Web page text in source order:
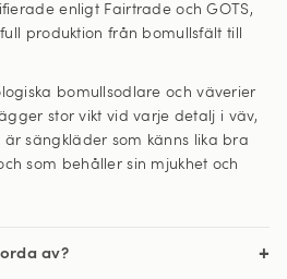
enligt Fairtrade och GOTS,
produktion från bomullsfält till
bomullsodlare och väverier
stor vikt vid varje detalj i väv,
sängkläder som känns lika bra
som behåller sin mjukhet och
av?